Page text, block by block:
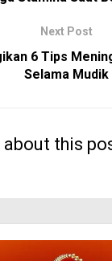
Next Post
6 Tips
Selama Mudik
about this